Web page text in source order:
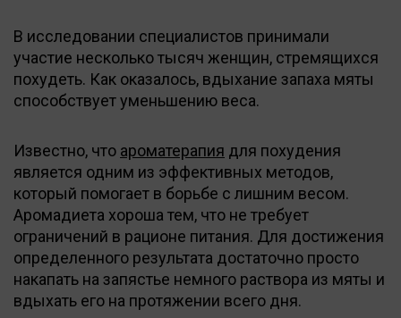
В исследовании специалистов принимали
участие несколько тысяч женщин, стремящихся
похудеть. Как оказалось, вдыхание запаха мяты
способствует уменьшению веса.
Известно, что ароматерапия для похудения
является одним из эффективных методов,
который помогает в борьбе с лишним весом.
Аромадиета хороша тем, что не требует
ограничений в рационе питания. Для достижения
определенного результата достаточно просто
накапать на запястье немного раствора из мяты и
вдыхать его на протяжении всего дня.